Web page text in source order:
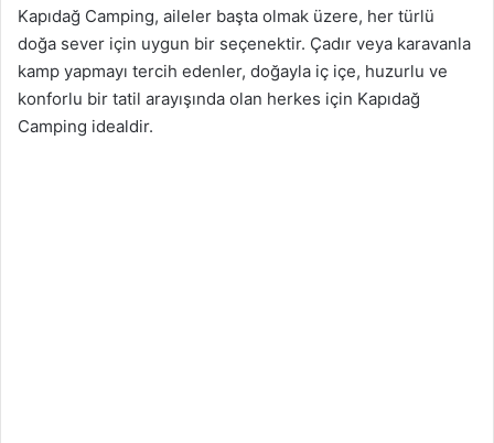
Kapıdağ Camping, aileler başta olmak üzere, her türlü
doğa sever için uygun bir seçenektir. Çadır veya karavanla
kamp yapmayı tercih edenler, doğayla iç içe, huzurlu ve
konforlu bir tatil arayışında olan herkes için Kapıdağ
Camping idealdir.